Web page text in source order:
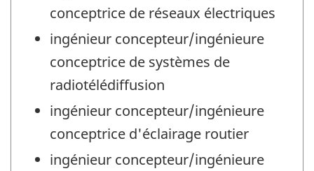
conceptrice de réseaux électriques
ingénieur concepteur/ingénieure
conceptrice de systèmes de
radiotélédiffusion
ingénieur concepteur/ingénieure
conceptrice d'éclairage routier
ingénieur concepteur/ingénieure